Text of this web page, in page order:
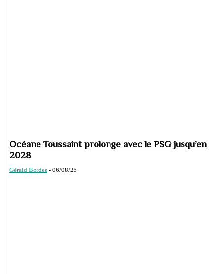
Océane Toussaint prolonge avec le PSG jusqu’en
2028
Gérald Bordes - 06/08/26